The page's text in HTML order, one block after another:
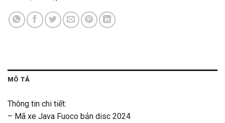
MÔ TẢ
Thông tin chi tiết:
– Mã xe Java Fuoco bản disc 2024